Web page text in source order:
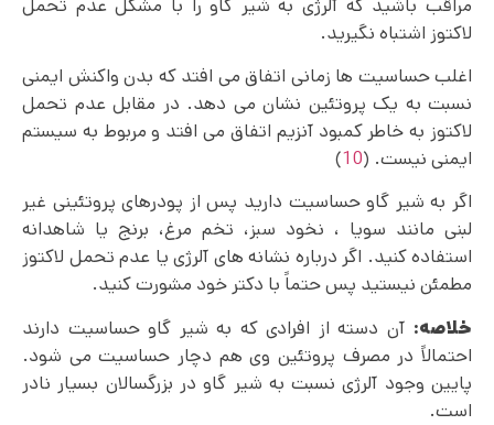
لاکتوز اشتباه نگیرید.
اغلب حساسیت ها زمانی اتفاق می‌ افتد که بدن واکنش ایمنی
نسبت به یک پروتئین نشان می دهد. در مقابل عدم تحمل
لاکتوز به خاطر کمبود آنزیم اتفاق می‌ افتد و مربوط به سیستم
ایمنی نیست. (10
)
اگر به شیر گاو حساسیت دارید پس از پودرهای پروتئینی غیر
لبنی مانند سویا ، نخود سبز، تخم مرغ، برنج یا شاهدانه
استفاده کنید. اگر درباره نشانه های آلرژی یا عدم تحمل لاکتوز
مطمئن نیستید پس حتماً با دکتر خود مشورت کنید.
خلاصه: آن دسته از افرادی که به شیر گاو حساسیت دارند
احتمالاً در مصرف پروتئین وی هم دچار حساسیت می شود.
پایین وجود آلرژی نسبت به شیر گاو در بزرگسالان بسیار نادر
است.